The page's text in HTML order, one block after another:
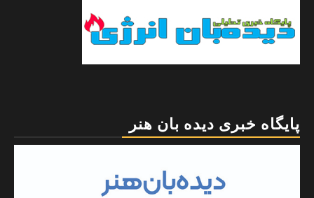
پایگاه خبری دیده بان هنر